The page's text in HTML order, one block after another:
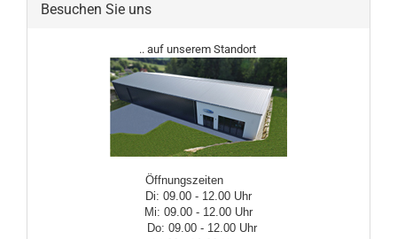
Besuchen Sie uns
.. auf unserem Standort
Öffnungszeiten
Di: 09.00 - 12.00 Uhr
Mi: 09.00 - 12.00 Uhr
Do: 09.00 - 12.00 Uhr